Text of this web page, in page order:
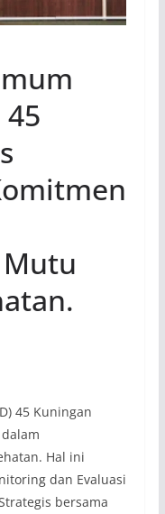
45
45 Kuningan
Hal ini
dan Evaluasi
bersama